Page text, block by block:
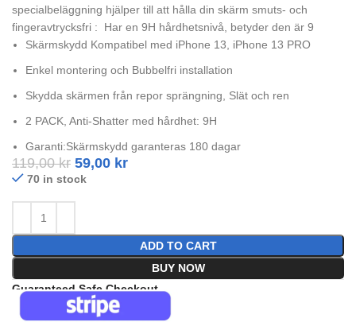
specialbeläggning hjälper till att hålla din skärm smuts- och
fingeravtrycksfri : Har en 9H hårdhetsnivå, betyder den är 9
Skärmskydd Kompatibel med iPhone 13, iPhone 13 PRO
Enkel montering och Bubbelfri installation
Skydda skärmen från repor sprängning, Slät och ren
2 PACK, Anti-Shatter med hårdhet: 9H
Garanti:Skärmskydd garanteras 180 dagar
119,00kr 59,00 kr
70 in stock
ADD TO CART
BUY NOW
Guaranteed Safe Checkout